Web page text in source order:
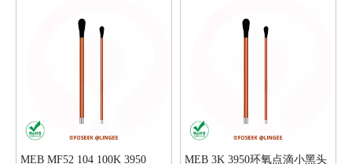
MEB MF52 104 100K 3950
MEB 3K 3950环氧点滴小黑头